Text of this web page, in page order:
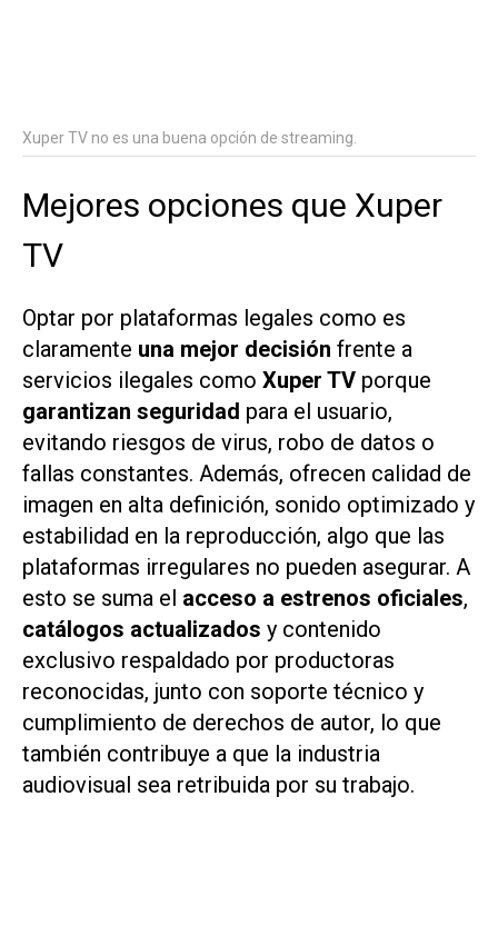
Xuper TV no es una buena opción de streaming.
Mejores opciones que Xuper
TV
Optar por plataformas legales como es
claramente una mejor decisión frente a
servicios ilegales como Xuper TV porque
garantizan seguridad para el usuario,
evitando riesgos de virus, robo de datos o
fallas constantes. Además, ofrecen calidad de
imagen en alta definición, sonido optimizado y
estabilidad en la reproducción, algo que las
plataformas irregulares no pueden asegurar. A
esto se suma el acceso a estrenos oficiales,
catálogos actualizados y contenido
exclusivo respaldado por productoras
reconocidas, junto con soporte técnico y
cumplimiento de derechos de autor, lo que
también contribuye a que la industria
audiovisual sea retribuida por su trabajo.